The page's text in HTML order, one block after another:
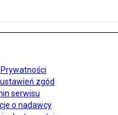
zgód
serwisu
o nadawcy